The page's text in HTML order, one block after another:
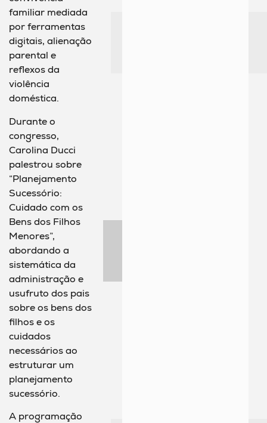
familiar mediada
por ferramentas
digitais, alienação
parental e
reflexos da
violência
doméstica.
Durante o
congresso,
Carolina Ducci
palestrou sobre
“Planejamento
Sucessório:
Cuidado com os
Bens dos Filhos
Menores”,
abordando a
sistemática da
administração e
usufruto dos pais
sobre os bens dos
filhos e os
cuidados
necessários ao
estruturar um
planejamento
sucessório.
A programação